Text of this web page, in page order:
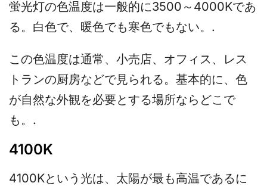
蛍光灯の色温度は一般的に3500～4000Kであ
る。白色で、暖色でも寒色でもない。.
この色温度は通常、小売店、オフィス、レス
トランの厨房などで見られる。基本的に、色
が自然な外観を必要とする場所ならどこで
も。.
4100K
4100Kという光は、太陽が最も高温であるに